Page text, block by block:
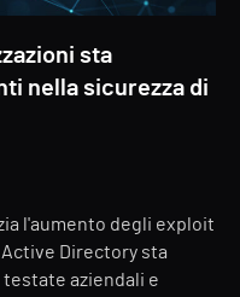
sta
nella sicurezza di
l'aumento degli exploit
Directory sta
aziendali e